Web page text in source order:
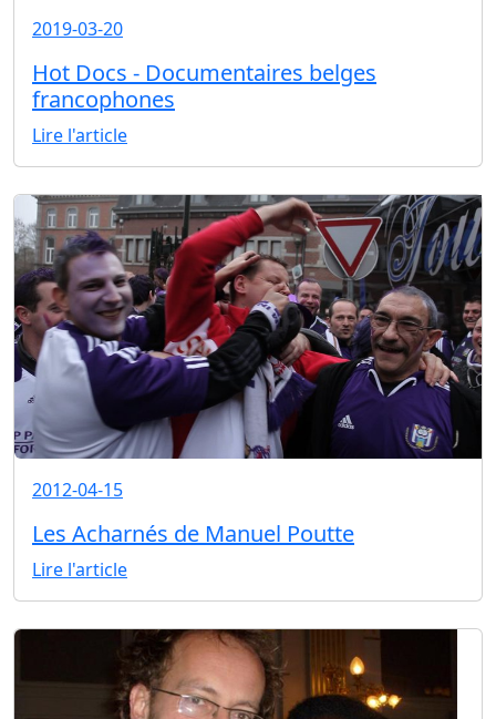
2019-03-20
Hot Docs - Documentaires belges
francophones
Lire l'article
2012-04-15
Les Acharnés de Manuel Poutte
Lire l'article